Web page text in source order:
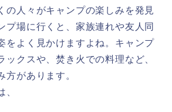
の人々がキャンプの楽しみを発見
プ場に行くと、家族連れや友人同
をよく見かけますよね。キャンプ
ックスや、焚き火での料理など、
方があります。
、